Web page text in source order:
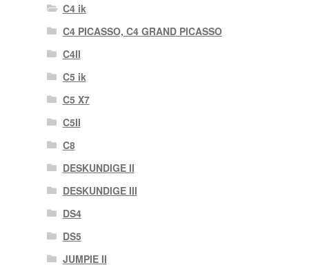
C4 ik
C4 PICASSO, C4 GRAND PICASSO
C4II
C5 ik
C5 X7
C5II
C8
DESKUNDIGE II
DESKUNDIGE III
DS4
DS5
JUMPIE II